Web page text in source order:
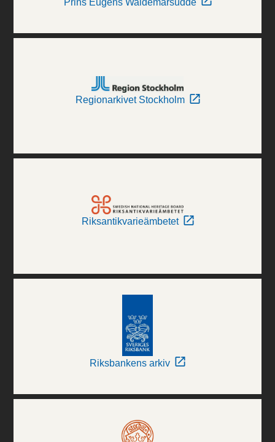
Regionarkivet Stockholm
Riksantikvarieämbetet
Riksbankens arkiv